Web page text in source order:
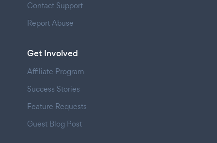
Contact Support
Report Abuse
Get Involved
Affiliate Program
Success Stories
Feature Requests
Guest Blog Post